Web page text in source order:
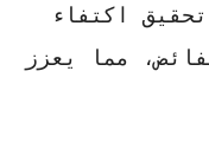
اكتفاء
مما يعزز